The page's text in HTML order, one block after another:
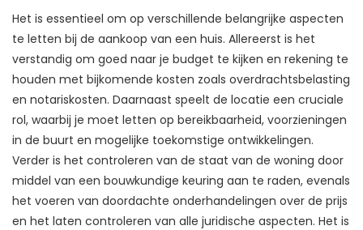
Het is essentieel om op verschillende belangrijke aspecten
te letten bij de aankoop van een huis. Allereerst is het
verstandig om goed naar je budget te kijken en rekening te
houden met bijkomende kosten zoals overdrachtsbelasting
en notariskosten. Daarnaast speelt de locatie een cruciale
rol, waarbij je moet letten op bereikbaarheid, voorzieningen
in de buurt en mogelijke toekomstige ontwikkelingen.
Verder is het controleren van de staat van de woning door
middel van een bouwkundige keuring aan te raden, evenals
het voeren van doordachte onderhandelingen over de prijs
en het laten controleren van alle juridische aspecten. Het is